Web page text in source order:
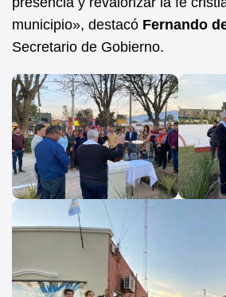
municipio», destacó Fernando
Secretario de Gobierno.